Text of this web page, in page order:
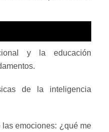
y la educación
de la inteligencia
emociones: ¿qué me